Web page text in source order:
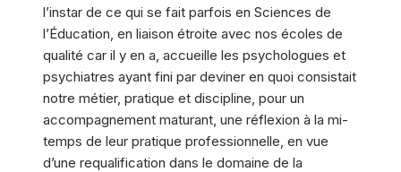
l’instar de ce qui se fait parfois en Sciences de
l’Éducation, en liaison étroite avec nos écoles de
qualité car il y en a, accueille les psychologues et
psychiatres ayant fini par deviner en quoi consistait
notre métier, pratique et discipline, pour un
accompagnement maturant, une réflexion à la mi-
temps de leur pratique professionnelle, en vue
d’une requalification dans le domaine de la